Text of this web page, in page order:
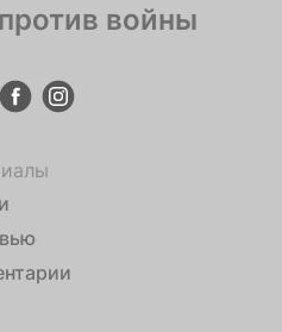
войны